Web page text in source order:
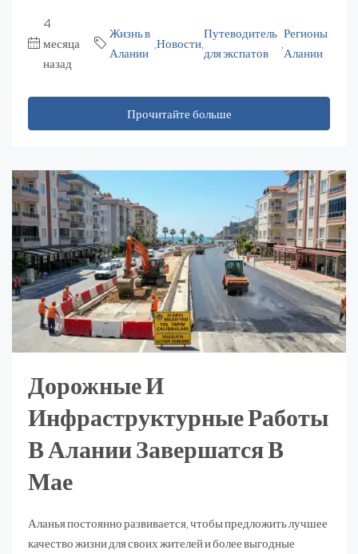
4
месяца
назад
Жизнь в
Алании
Новости,
Путеводитель
для экспатов
Регионы
Алании
Прочитайте больше
Дорожные И
Инфраструктурные Работы
В Алании Завершатся В
Мае
Аланья постоянно развивается, чтобы предложить лучшее
качество жизни для своих жителей и более выгодные